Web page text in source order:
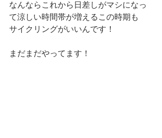
なんならこれから日差しがマシになっ
て涼しい時間帯が増えるこの時期も
サイクリングがいいんです！
まだまだやってます！